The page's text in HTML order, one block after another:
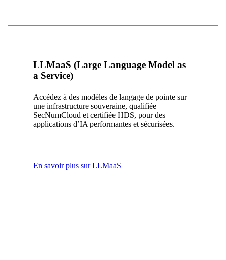
LLMaaS (Large Language Model as
a Service)
Accédez à des modèles de langage de pointe sur
une infrastructure souveraine, qualifiée
SecNumCloud et certifiée HDS, pour des
applications d’IA performantes et sécurisées.
En savoir plus sur LLMaaS